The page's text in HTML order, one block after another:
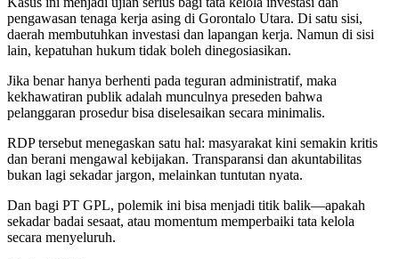
pengawasan tenaga kerja asing di Gorontalo Utara. Di satu sisi,
daerah membutuhkan investasi dan lapangan kerja. Namun di sisi
lain, kepatuhan hukum tidak boleh dinegosiasikan.
Jika benar hanya berhenti pada teguran administratif, maka
kekhawatiran publik adalah munculnya preseden bahwa
pelanggaran prosedur bisa diselesaikan secara minimalis.
RDP tersebut menegaskan satu hal: masyarakat kini semakin kritis
dan berani mengawal kebijakan. Transparansi dan akuntabilitas
bukan lagi sekadar jargon, melainkan tuntutan nyata.
Dan bagi PT GPL, polemik ini bisa menjadi titik balik—apakah
sekadar badai sesaat, atau momentum memperbaiki tata kelola
secara menyeluruh.